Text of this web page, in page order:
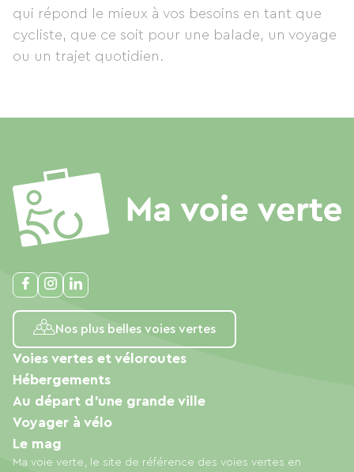
qui répond le mieux à vos besoins en tant que
cycliste, que ce soit pour une balade, un voyage
ou un trajet quotidien.
Nos plus belles voies vertes
Ma voie verte, le site de référence des voies vertes en
Voies vertes et véloroutes
Hébergements
Au départ d'une grande ville
Voyager à vélo
Le mag